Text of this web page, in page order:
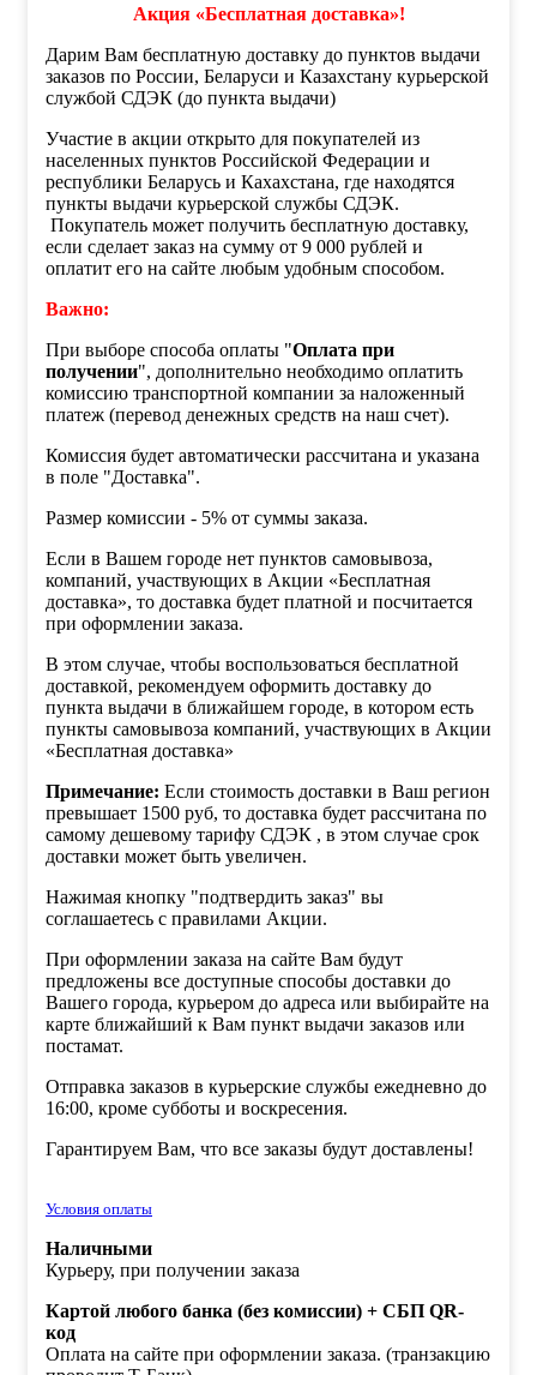
Акция «Бесплатная доставка»!
Дарим Вам бесплатную доставку до пунктов выдачи
заказов по России, Беларуси и Казахстану курьерской
службой СДЭК (до пункта выдачи)
Участие в акции открыто для покупателей из
населенных пунктов Российской Федерации и
республики Беларусь и Кахахстана, где находятся
пункты выдачи курьерской службы СДЭК.
Покупатель может получить бесплатную доставку,
если сделает заказ на сумму от 9 000 рублей и
оплатит его на сайте любым удобным способом.
Важно:
При выборе способа оплаты "Оплата при
получении", дополнительно необходимо оплатить
комиссию транспортной компании за наложенный
платеж (перевод денежных средств на наш счет).
Комиссия будет автоматически рассчитана и указана
в поле "Доставка".
Размер комиссии - 5% от суммы заказа.
Если в Вашем городе нет пунктов самовывоза,
компаний, участвующих в Акции «Бесплатная
доставка», то доставка будет платной и посчитается
при оформлении заказа.
В этом случае, чтобы воспользоваться бесплатной
доставкой, рекомендуем оформить доставку до
пункта выдачи в ближайшем городе, в котором есть
пункты самовывоза компаний, участвующих в Акции
«Бесплатная доставка»
Примечание: Если стоимость доставки в Ваш регион
превышает 1500 руб, то доставка будет рассчитана по
самому дешевому тарифу СДЭК , в этом случае срок
доставки может быть увеличен.
Нажимая кнопку "подтвердить заказ" вы
соглашаетесь с правилами Акции.
При оформлении заказа на сайте Вам будут
предложены все доступные способы доставки до
Вашего города, курьером до адреса или выбирайте на
карте ближайший к Вам пункт выдачи заказов или
постамат.
Отправка заказов в курьерские службы ежедневно до
16:00, кроме субботы и воскресения.
Гарантируем Вам, что все заказы будут доставлены!
Условия оплаты
Наличными
Курьеру, при получении заказа
Картой любого банка (без комиссии) + СБП QR-
код
Оплата на сайте при оформлении заказа. (транзакцию